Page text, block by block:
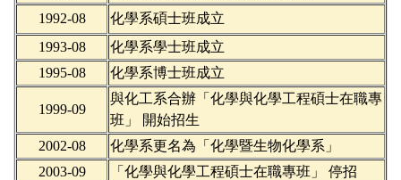
1992-08
化學系碩士班成立
1993-08
化學系學士班成立
1995-08
化學系博士班成立
1999-09
與化工系合辦 「 化學與化學工程碩士在職專
班 」 開始招生
2002-08
化學系更名為 「 化學暨生物化學系 」
2003-09
「 化學與化學工程碩士在職專班 」 停招